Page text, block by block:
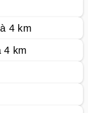
à 4 km
4 km